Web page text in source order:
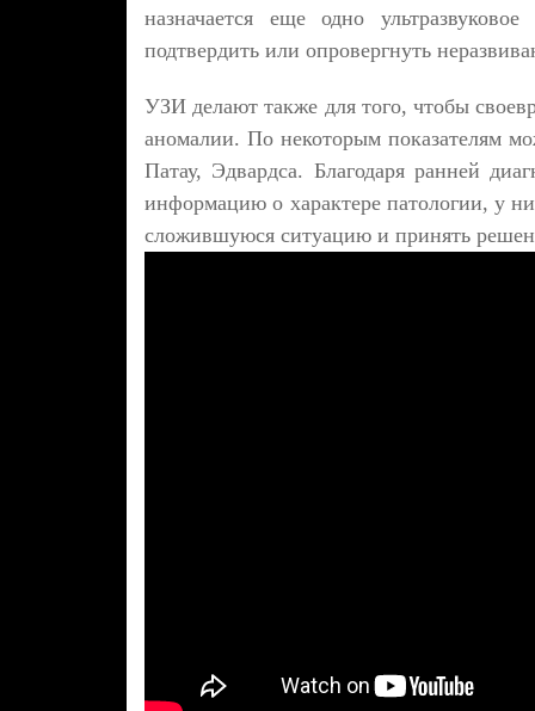
назначается еще одно
подтвердить или опровергнуть
УЗИ делают также для того, чтобы
аномалии. По некоторым показателям
Патау, Эдвардса. Благодаря ранней
информацию о характере патологии, у
сложившуюся ситуацию и принять